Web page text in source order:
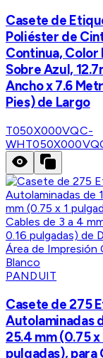
Casete de
Poliéster de
Continua, Color
Sobre Azul,
Ancho x 7.6
Pies) de Largo
T050X000VQC-
WH
PANDUIT
Casete de 275
Autolaminadas
25.4 mm (0.75 x
pulgadas), para